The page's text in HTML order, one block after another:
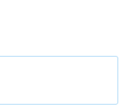
при цифровом